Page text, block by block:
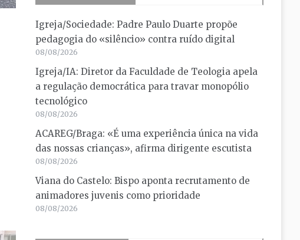
Igreja/Sociedade: Padre Paulo Duarte propõe
pedagogia do «silêncio» contra ruído digital
08/08/2026
Igreja/IA: Diretor da Faculdade de Teologia apela
a regulação democrática para travar monopólio
tecnológico
08/08/2026
ACAREG/Braga: «É uma experiência única na vida
das nossas crianças», afirma dirigente escutista
08/08/2026
Viana do Castelo: Bispo aponta recrutamento de
animadores juvenis como prioridade
08/08/2026